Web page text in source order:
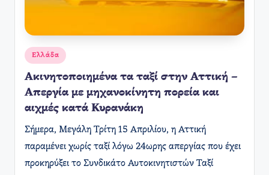
Αναρτήθηκε
σε
Ελλάδα
Ακινητοποιημένα τα ταξί στην Αττική –
Απεργία με μηχανοκίνητη πορεία και
αιχμές κατά Κυρανάκη
Σήμερα, Μεγάλη Τρίτη 15 Απριλίου, η Αττική
παραμένει χωρίς ταξί λόγω 24ωρης απεργίας που έχει
προκηρύξει το Συνδικάτο Αυτοκινητιστών Ταξί